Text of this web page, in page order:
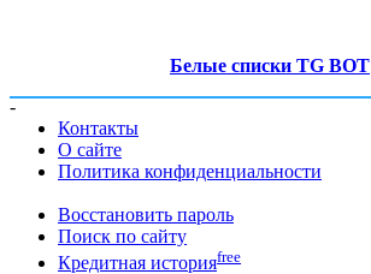
Белые списки TG BOT
-
Контакты
О сайте
Политика конфиденциальности
Восстановить пароль
Поиск по сайту
Кредитная историяfree